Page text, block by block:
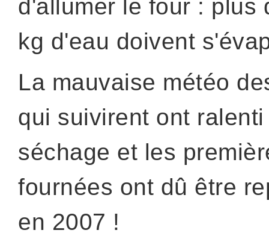
d'allumer le four : plus
kg d'eau doivent
La mauvaise météo
qui suivirent ont
séchage et les
fournées ont dû être
en 2007 !